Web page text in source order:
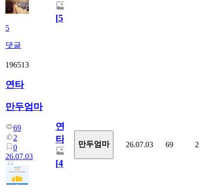
5
댓글
[5]
196513
연타
만두엄마
69
2
0
26.07.03
연
타
[4]
만두엄마 26.07.03 69 2